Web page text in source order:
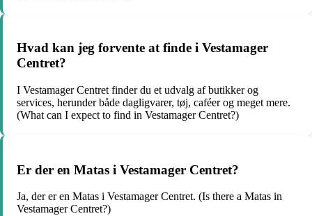
Hvad kan jeg forvente at finde i Vestamager
Centret?
I Vestamager Centret finder du et udvalg af butikker og
services, herunder både dagligvarer, tøj, caféer og meget mere.
(What can I expect to find in Vestamager Centret?)
Er der en Matas i Vestamager Centret?
Ja, der er en Matas i Vestamager Centret. (Is there a Matas in
Vestamager Centret?)